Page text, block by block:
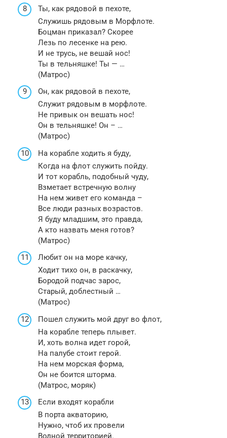
Ты, как рядовой в пехоте,
Служишь рядовым в Морфлоте.
Боцман приказал? Скорее
Лезь по лесенке на рею.
И не трусь, не вешай нос!
Ты в тельняшке! Ты — …
(Матрос)
Он, как рядовой в пехоте,
Служит рядовым в морфлоте.
Не привык он вешать нос!
Он в тельняшке! Он – …
(Матрос)
На корабле ходить я буду,
Когда на флот служить пойду.
И тот корабль, подобный чуду,
Взметает встречную волну
На нем живет его команда –
Все люди разных возрастов.
Я буду младшим, это правда,
А кто назвать меня готов?
(Матрос)
Любит он на море качку,
Ходит тихо он, в раскачку,
Бородой подчас зарос,
Старый, доблестный …
(Матрос)
Пошел служить мой друг во флот,
На корабле теперь плывет.
И, хоть волна идет горой,
На палубе стоит герой.
На нем морская форма,
Он не боится шторма.
(Матрос, моряк)
Если входят корабли
В порта акваторию,
Нужно, чтоб их провели